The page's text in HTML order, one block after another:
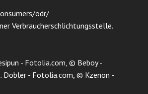
odr/
Verbraucherschlichtungsstelle.
- Fotolia.com, © Beboy -
- Fotolia.com, © Kzenon -